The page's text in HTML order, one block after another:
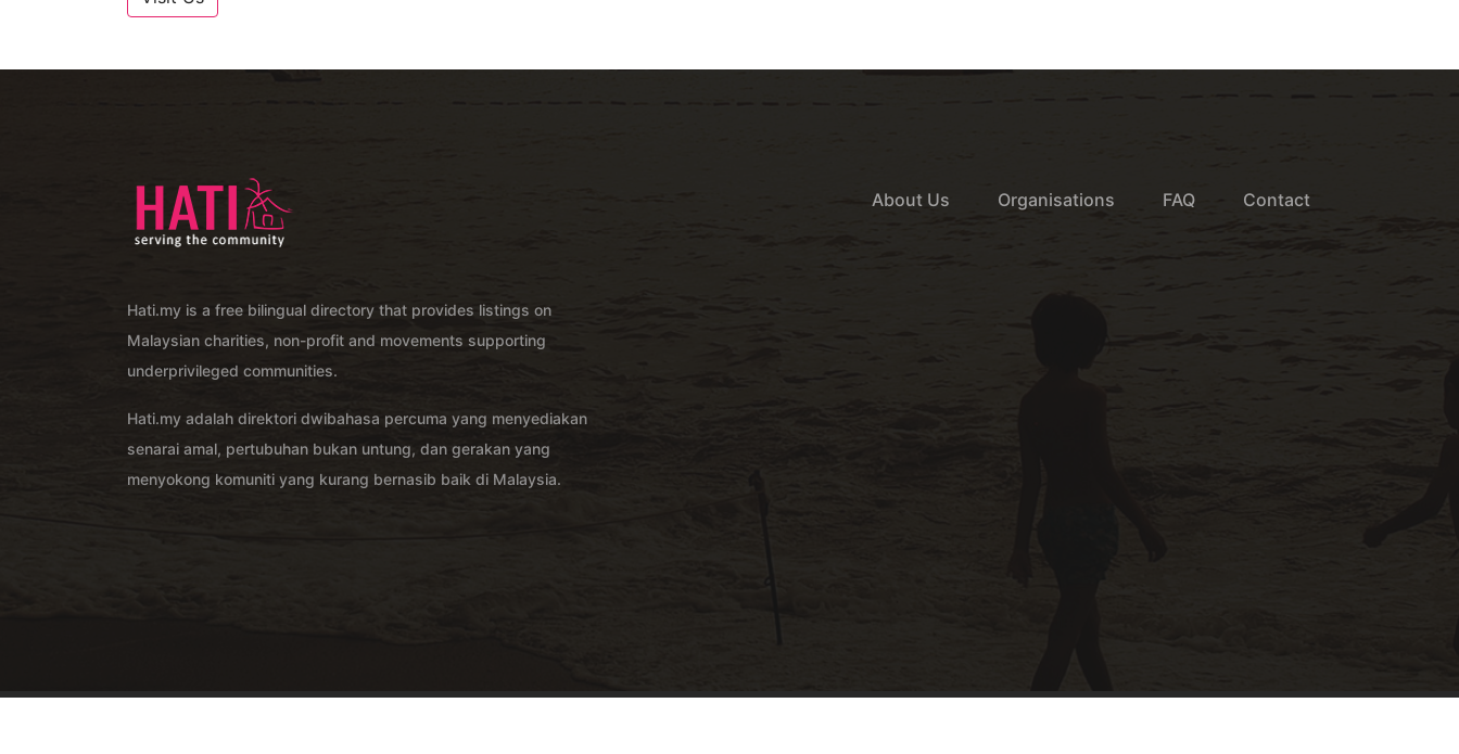
Hati.my is a free bilingual directory that provides listings on
Malaysian charities, non-profit and movements supporting
underprivileged communities.
Hati.my adalah direktori dwibahasa percuma yang menyediakan
senarai amal, pertubuhan bukan untung, dan gerakan yang
menyokong komuniti yang kurang bernasib baik di Malaysia.
About Us Organisations FAQ Contact